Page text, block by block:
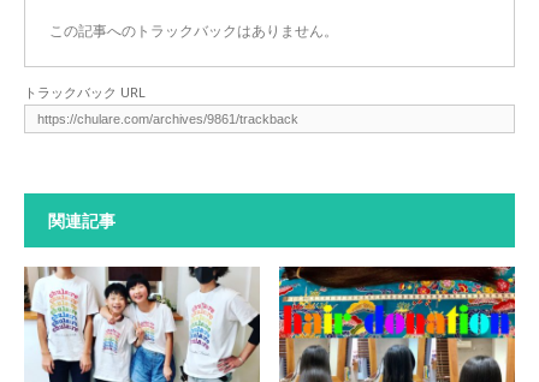
この記事へのトラックバックはありません。
トラックバック URL
関連記事